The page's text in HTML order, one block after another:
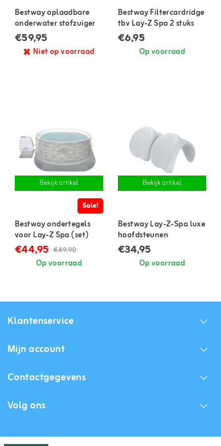
Bestway oplaadbare
onderwater stofzuiger
€59,95
Niet op voorraad
Bestway Filtercardridge
tbv Lay-Z Spa 2 stuks
€6,95
Op voorraad
Bekijk artikel
Sale!
Bestway ondertegels
voor Lay-Z Spa (set)
€44,95 €49,90
Op voorraad
Bekijk artikel
Bestway Lay-Z-Spa luxe
hoofdsteunen
€34,95
Op voorraad
Klantenservice
Mijn account
Contactgegevens
Volg ons